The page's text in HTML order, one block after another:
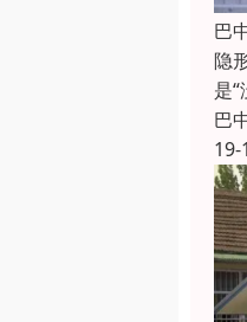
巴
隐
是
巴
19-